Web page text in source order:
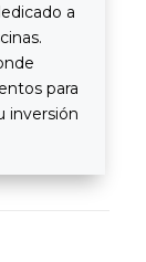
a
para
inversión